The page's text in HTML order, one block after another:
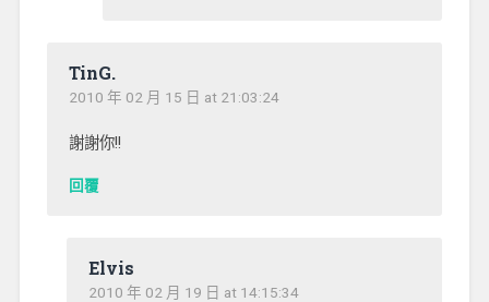
TinG.
2010 年 02 月 15 日 at 21:03:24
謝謝你!!
回覆
Elvis
2010 年 02 月 19 日 at 14:15:34